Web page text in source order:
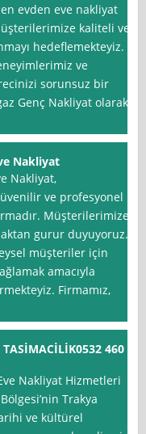
evden eve nakliyat
kaliteli ve
hedeflemekteyiz.
ve
sorunsuz bir
Genç Nakliyat olarak,
Nakliyat
Nakliyat,
ve profesyonel
Müşterilerimize
gurur duyuyoruz.
müşteriler için
amacıyla
Firmamız,
TASİMACİLİK0532 460
Nakliyat Hizmetleri
Trakya
ve kültürel